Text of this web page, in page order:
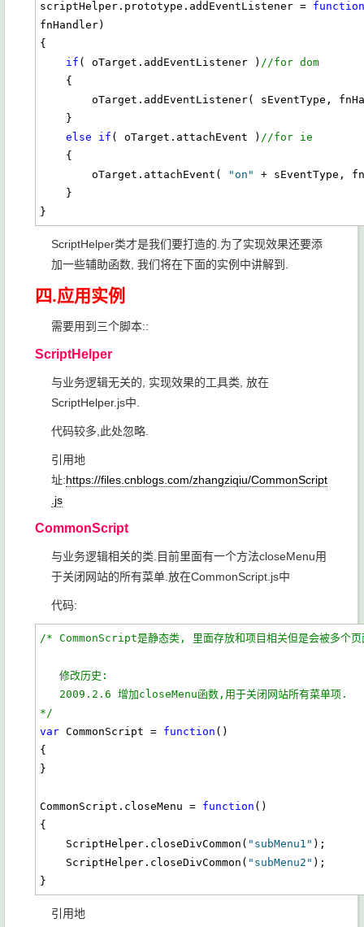
scriptHelper.prototype.addEventListener = function
fnHandler)
{
if ( oTarget.addEventListener ) //for dom
oTarget.addEventListener( sEventType,
else
if ( oTarget.attachEvent ) //for ie
        oTarget.attachEvent(
"on"
+ sEventType,
}
ScriptHelper类才是我们要打造的.为了实现效果还要添
加一些辅助函数, 我们将在下面的实例中讲解到.
四.应用实例
需要用到三个脚本::
ScriptHelper
与业务逻辑无关的, 实现效果的工具类, 放在
ScriptHelper.js中.
代码较多,此处忽略.
引用地
址:https://files.cnblogs.com/zhangziqiu/CommonScript
.js
CommonScript
与业务逻辑相关的类.目前里面有一个方法closeMenu用
于关闭网站的所有菜单.放在CommonScript.js中
代码:
/* CommonScript是静态类, 里面存放和项目相关但是会被多个页
   修改历史:
   2009.2.6 增加closeMenu函数,用于关闭网站所有菜单项.
*/
var CommonScript = function ()
{
}
CommonScript.closeMenu = function ()
{
    ScriptHelper.closeDivCommon(
"subMenu1" );
    ScriptHelper.closeDivCommon(
"subMenu2" );
}
引用地